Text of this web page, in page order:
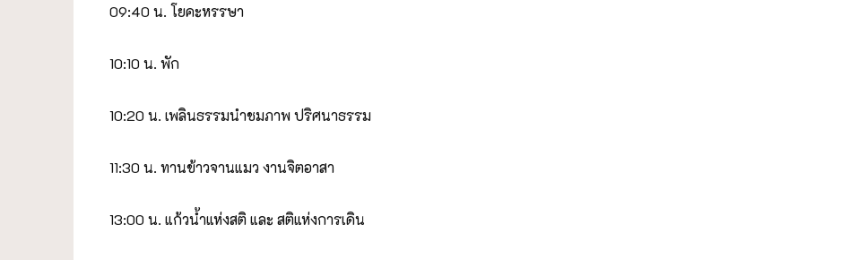
09:40 น. โยคะหรรษา
10:10 น. พัก
10:20 น. เพลินธรรมนำชมภาพ ปริศนาธรรม
11:30 น. ทานข้าวจานแมว งานจิตอาสา
13:00 น. แก้วน้ำแห่งสติ และ สติแห่งการเดิน